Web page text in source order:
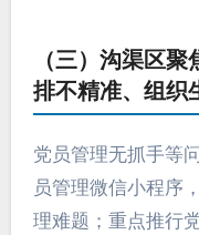
（三）沟渠区
排不精准、组织
党员管理无抓手等
员管理微信小程序
理难题；重点推行